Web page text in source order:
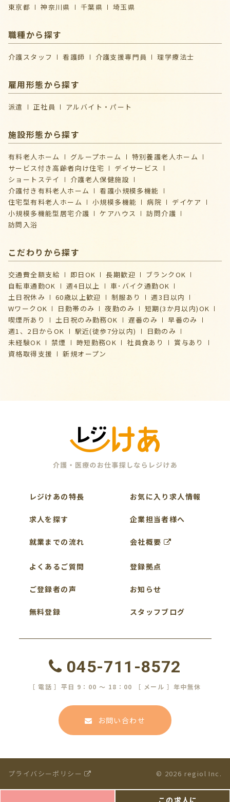
東京都 神奈川県 千葉県 埼玉県
職種から探す
介護スタッフ 看護師 介護支援専門員 理学療法士
雇用形態から探す
派遣 正社員 アルバイト・パート
施設形態から探す
有料老人ホーム グループホーム
特別養護老人ホーム
サービス付き高齢者向け住宅
デイサービス
ショートステイ
介護⽼⼈保健施設
介護付き有料老人ホーム
看護小規模多機能
住宅型有料老人ホーム
小規模多機能 病院
デイケア
⼩規模多機能型居宅介護
ケアハウス
訪問介護
訪問入浴
こだわりから探す
交通費全額支給 即日OK 長期歓迎
ブランクOK
自転車通勤OK
週4日以上
車･バイク通勤OK
土日祝休み
60歳以上歓迎 制服あり
週3日以内
WワークOK
日勤帯のみ 夜勤のみ
短期(3か月以内)OK
喫煙所あり
土日祝のみ勤務OK 遅番のみ
早番のみ
週1、2日からOK
駅近(徒歩7分以内)
日勤のみ
未経験OK
禁煙 時短勤務OK 社員食あり
賞与あり
資格取得支援
新規オープン
この求人に
レジけあの特長
求人を探す
就業までの流れ
よくあるご質問
ご登録者の声
無料登録
お気に入り求人情報
企業担当者様へ
会社概要
登録拠点
お知らせ
スタッフブログ
045-711-8572
［ 電話 ］平日 9：00 ～ 18：00 ［ メール ］年中無休
お問い合わせ
プライバシーポリシー © 2026 regiol Inc.